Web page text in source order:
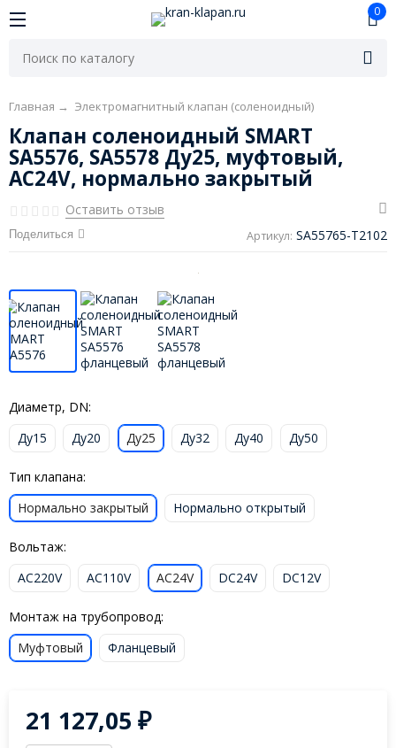
0
Главная → Электромагнитный клапан (соленоидный)
Клапан соленоидный SMART
SA5576, SA5578 Ду25, муфтовый,
AC24V, нормально закрытый
Оставить отзыв
Поделиться Артикул: SA55765-T2102
Диаметр, DN:
Ду15
Ду20 Ду25 Ду32 Ду40 Ду50
Тип клапана:
Нормально закрытый
Нормально открытый
Вольтаж:
AC220V
AC110V AC24V DC24V DC12V
Монтаж на трубопровод:
Муфтовый
Фланцевый
21 127,05₽